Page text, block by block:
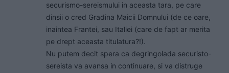
securismo-sereismului in aceasta tara, pe care
dinsii o cred Gradina Maicii Domnului (de ce oare,
inaintea Frantei, sau Italiei (care de fapt ar merita
pe drept aceasta titulatura?!).
Nu putem decit spera ca degringolada securisto-
sereista va avansa in continuare, si va distruge